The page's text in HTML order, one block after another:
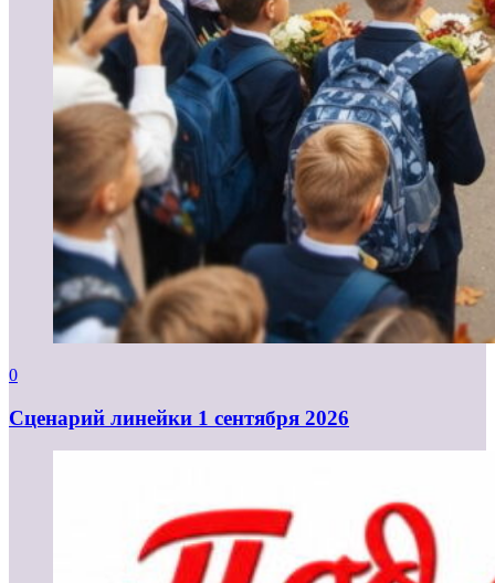
0
Cценарий линейки 1 сентября 2026